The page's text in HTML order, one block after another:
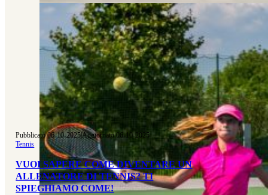
Pubblicato 06-10-2025|Aggiornato 06-10-2025
Tennis
VUOI SAPERE COME DIVENTARE UN
ALLENATORE DI TENNIS? TI
SPIEGHIAMO COME!